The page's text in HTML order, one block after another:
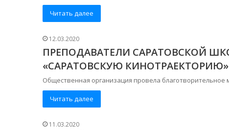
Читать далее
12.03.2020
ПРЕПОДАВАТЕЛИ САРАТОВСКОЙ
«САРАТОВСКУЮ КИНОТРАЕКТОРИЮ»
Общественная организация провела благотворительное
Читать далее
11.03.2020